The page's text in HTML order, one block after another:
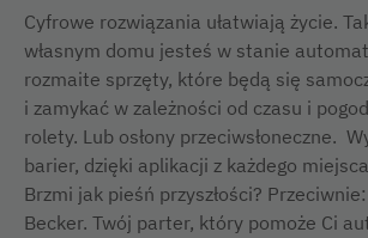
Cyfrowe rozwiązania ułatwiają życie.
własnym domu jesteś w stanie
rozmaite sprzęty, które będą się
i zamykać w zależności od czasu i
rolety. Lub osłony przeciwsłoneczne.
barier, dzięki aplikacji z każdego
Brzmi jak pieśń przyszłości?
Becker. Twój parter, który pomoże Ci